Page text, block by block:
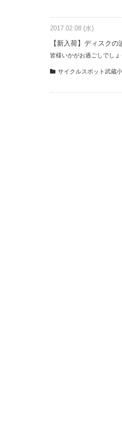
2017.02.08 (水)
【新入荷】ディスク
皆様いかがお過ごしでし
サイクルスポット武蔵